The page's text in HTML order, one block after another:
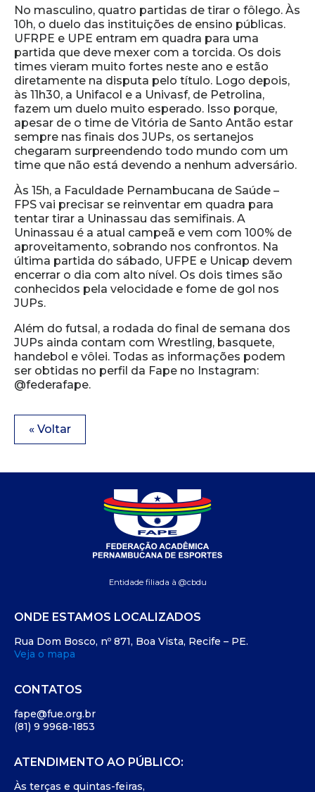
No masculino, quatro partidas de tirar o fôlego. Às
10h, o duelo das instituições de ensino públicas.
UFRPE e UPE entram em quadra para uma
partida que deve mexer com a torcida. Os dois
times vieram muito fortes neste ano e estão
diretamente na disputa pelo título. Logo depois,
às 11h30, a Unifacol e a Univasf, de Petrolina,
fazem um duelo muito esperado. Isso porque,
apesar de o time de Vitória de Santo Antão estar
sempre nas finais dos JUPs, os sertanejos
chegaram surpreendendo todo mundo com um
time que não está devendo a nenhum adversário.
Às 15h, a Faculdade Pernambucana de Saúde –
FPS vai precisar se reinventar em quadra para
tentar tirar a Uninassau das semifinais. A
Uninassau é a atual campeã e vem com 100% de
aproveitamento, sobrando nos confrontos. Na
última partida do sábado, UFPE e Unicap devem
encerrar o dia com alto nível. Os dois times são
conhecidos pela velocidade e fome de gol nos
JUPs.
Além do futsal, a rodada do final de semana dos
JUPs ainda contam com Wrestling, basquete,
handebol e vôlei. Todas as informações podem
ser obtidas no perfil da Fape no Instagram:
@federafape.
« Voltar
Entidade filiada à @cbdu
ONDE ESTAMOS LOCALIZADOS
Rua Dom Bosco, nº 871, Boa Vista, Recife – PE.
Veja o mapa
CONTATOS
fape@fue.org.br
(81) 9 9968-1853
ATENDIMENTO AO PÚBLICO:
Às terças e quintas-feiras,